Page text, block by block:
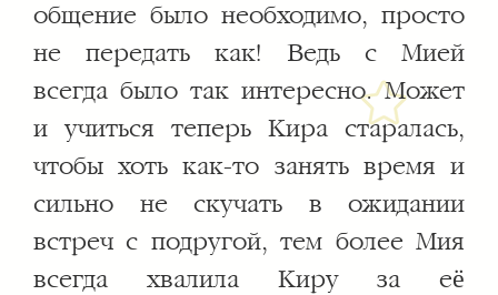
общение было необходимо, просто
не передать как! Ведь с Мией
всегда было так интересно. Может
и учиться теперь Кира старалась,
чтобы хоть как-то занять время и
сильно не скучать в ожидании
встреч с подругой, тем более Мия
всегда хвалила Киру за её